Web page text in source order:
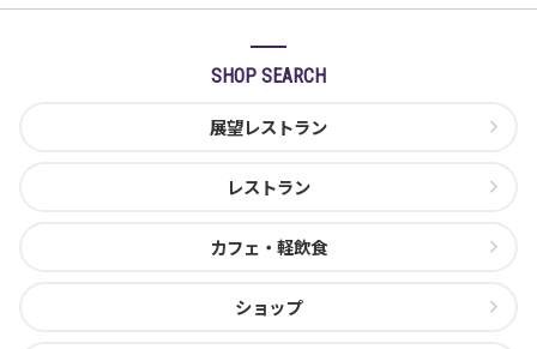
SHOP SEARCH
展望レストラン
レストラン
カフェ・軽飲食
ショップ